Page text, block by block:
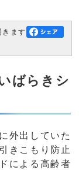
きます
ばらきシ
外出していた
きこもり防止
による高齢者